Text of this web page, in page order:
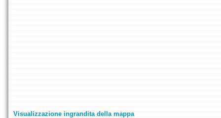
Visualizzazione ingrandita della mappa